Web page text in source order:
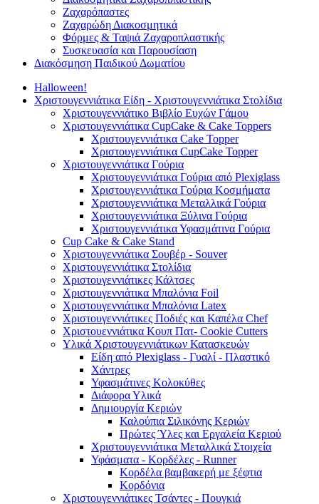
Ζαχαρόπαστες
Ζαχαρώδη Διακοσμητικά
Φόρμες & Ταψιά Ζαχαροπλαστικής
Συσκευασία και Παρουσίαση
Διακόσμηση Παιδικού Δωματίου
Halloween!
Χριστουγεννιάτικα Είδη - Χριστουγεννιάτικα Στολίδια
Χριστουγεννιάτικο Βιβλίο Ευχών Γάμου
Χριστουγεννιάτικα CupCake & Cake Toppers
Χριστουγεννιάτικα Cake Topper
Χριστουγεννιάτικα CupCake Topper
Χριστουγεννιάτικα Γούρια
Χριστουγεννιάτικα Γούρια από Plexiglass
Χριστουγεννιάτικα Γούρια Κοσμήματα
Χριστουγεννιάτικα Μεταλλικά Γούρια
Χριστουγεννιάτικα Ξύλινα Γούρια
Χριστουγεννιάτικα Υφασμάτινα Γούρια
Cup Cake & Cake Stand
Χριστουγεννιάτικα Σουβέρ - Souver
Χριστουγεννιάτικα Στολίδια
Χριστουγεννιάτικες Κάλτσες
Χριστουγεννιάτικα Μπαλόνια Foil
Χριστουγεννιάτικα Μπαλόνια Latex
Χριστουγεννιάτικες Ποδιές και Καπέλα Chef
Χριστουεννιάτικα Κουπ Πατ- Cookie Cutters
Υλικά Χριστουγεννιάτικων Κατασκευών
Είδη από Plexiglass - Γυαλί - Πλαστικό
Χάντρες
Υφασμάτινες Κολοκύθες
Διάφορα Υλικά
Δημιουργία Κεριών
Καλούπια Σιλικόνης Κεριών
Πρώτες Ύλες και Εργαλεία Κεριού
Χριστουγεννιάτικα Μεταλλικά Στοιχεία
Υφάσματα - Κορδέλες - Runner
Κορδέλα βαμβακερή με ξέφτια
Κορδόνια
Χριστουγεννιάτικες Τσάντες - Πουγκιά